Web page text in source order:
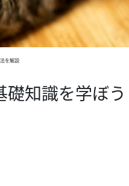
を解説
知識を学ぼう